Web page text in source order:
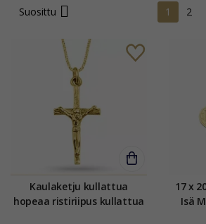
Suosittu 1 2
Kaulaketju kullattua
hopeaa ristiriipus kullattua
17 x
Isä